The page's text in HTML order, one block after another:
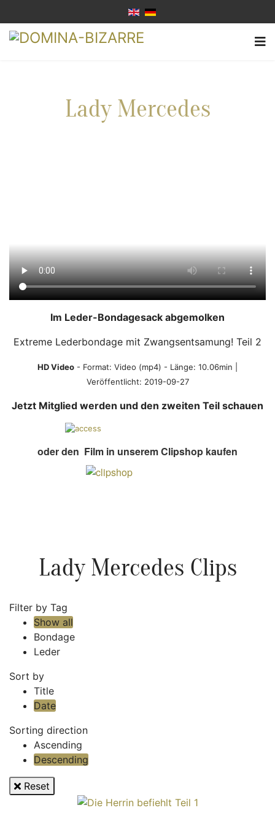
Lady Mercedes
Im Leder-Bondagesack abgemolken
Extreme Lederbondage mit Zwangsentsamung! Teil 2
HD Video - Format: Video (mp4) - Länge: 10.06min |
Veröffentlicht: 2019-09-27
Jetzt Mitglied werden und den zweiten Teil schauen
oder den Film in unserem Clipshop kaufen
Lady Mercedes Clips
Filter by Tag
Show all
Bondage
Leder
Sort by
Title
Date
Sorting direction
Ascending
Descending
Reset